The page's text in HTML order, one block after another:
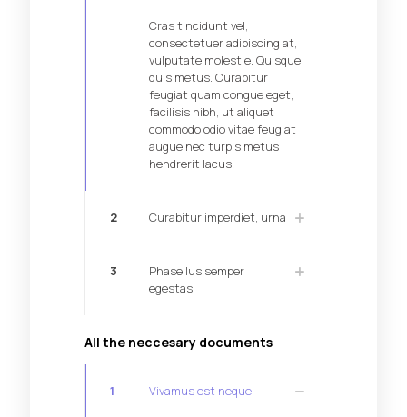
Cras tincidunt vel,
consectetuer adipiscing at,
vulputate molestie. Quisque
quis metus. Curabitur
feugiat quam congue eget,
facilisis nibh, ut aliquet
commodo odio vitae feugiat
augue nec turpis metus
hendrerit lacus.
2 Curabitur imperdiet, urna
3
Phasellus semper
egestas
All the neccesary documents
1 Vivamus est neque